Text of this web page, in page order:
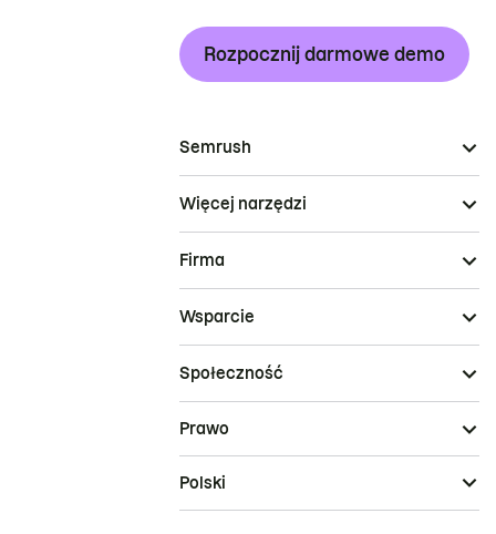
Rozpocznij darmowe demo
Semrush
Więcej narzędzi
Firma
Wsparcie
Społeczność
Prawo
Polski